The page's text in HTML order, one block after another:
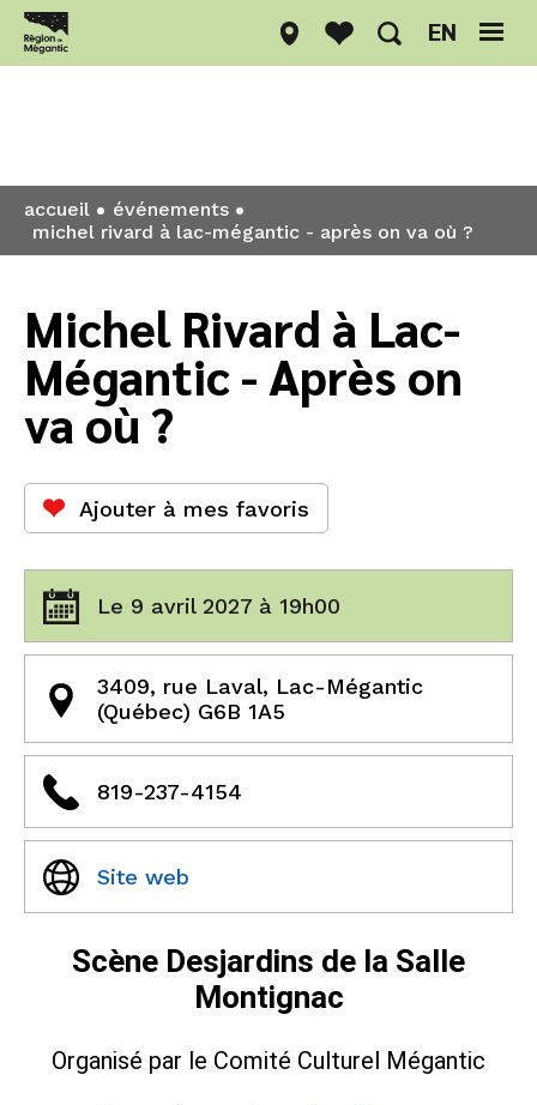
EN
accueil
événements
michel rivard à lac-mégantic - après on va où ?
Michel Rivard à Lac-
Mégantic - Après on
va où ?
Ajouter à mes favoris
Le 9 avril 2027 à 19h00
3409, rue Laval, Lac-Mégantic
(Québec) G6B 1A5
819-237-4154
Site web
Scène Desjardins de la Salle
Montignac
Organisé par le Comité Culturel Mégantic